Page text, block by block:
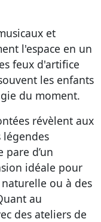
et
l'espace en un
feux d'artifice
les enfants
du moment.
révèlent aux
légendes
pare d’un
idéale pour
naturelle ou à des
au
des ateliers de